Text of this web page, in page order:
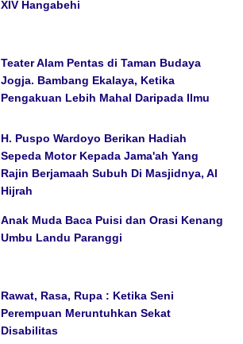
XIV Hangabehi
Teater Alam Pentas di Taman Budaya
Jogja. Bambang Ekalaya, Ketika
Pengakuan Lebih Mahal Daripada Ilmu
H. Puspo Wardoyo Berikan Hadiah
Sepeda Motor Kepada Jama'ah Yang
Rajin Berjamaah Subuh Di Masjidnya, Al
Hijrah
Anak Muda Baca Puisi dan Orasi Kenang
Umbu Landu Paranggi
Rawat, Rasa, Rupa : Ketika Seni
Perempuan Meruntuhkan Sekat
Disabilitas